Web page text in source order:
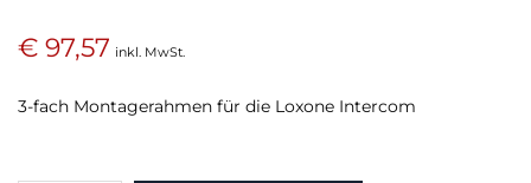
€ 97,57 inkl. MwSt.
3-fach Montagerahmen für die Loxone Intercom